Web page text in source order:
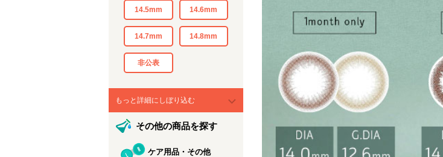
14.5mm 14.6mm
14.7mm 14.8mm
非公表
もっと詳細にしぼり込む
その他の商品を探す
ケア用品・その他